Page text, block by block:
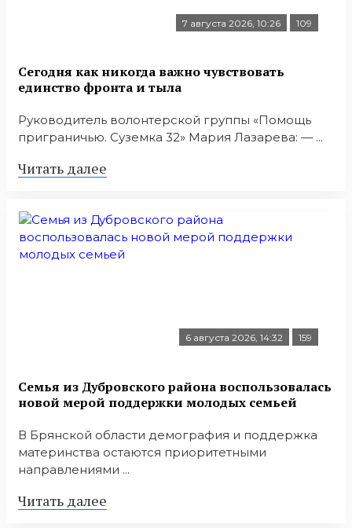
7 августа 2026, 10:26 109
Сегодня как никогда важно чувствовать
единство фронта и тыла
Руководитель волонтерской группы «Помощь
приграничью. Суземка 32» Мария Лазарева: — ...
Читать далее
6 августа 2026, 14:32 159
Семья из Дубровского района воспользовалась
новой мерой поддержки молодых семьей
В Брянской области демография и поддержка
материнства остаются приоритетными
направлениями ...
Читать далее